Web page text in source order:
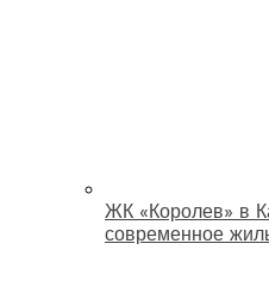
ЖК «Королев» в
современное